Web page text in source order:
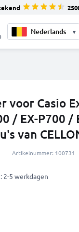
▾
voor Casio
/ EX-P700 /
van
Artikelnummer: 100731
2-5 werkdagen